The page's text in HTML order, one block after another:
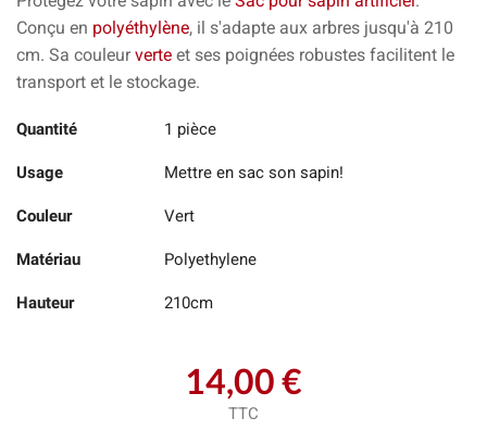
Conçu en polyéthylène, il s'adapte aux arbres jusqu'à 210
cm. Sa couleurverte et ses poignées robustes facilitent le
transport et le stockage.
Quantité 1 pièce
Usage Mettre en sac son sapin!
Couleur Vert
Matériau Polyethylene
Hauteur 210cm
14,00 €
TTC